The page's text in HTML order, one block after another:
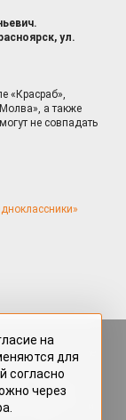
ул.
«Красраб»,
а также
не совпадать
на портале
авторами
Полное или
на портале
редакции
на
для
согласно
через